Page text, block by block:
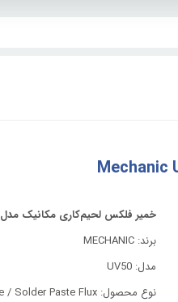
خمیر فلکس لحیم‌کاری مکانیک مدل UV50 وزن 40 گرم
برند: MECHANIC
مدل: UV50
نوع محصول: Flux Paste / Solder Paste Flux